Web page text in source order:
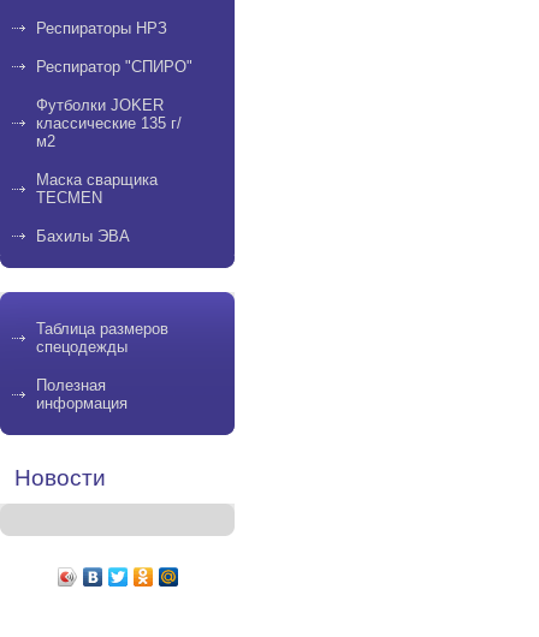
Респираторы НРЗ
Респиратор "СПИРО"
Футболки JOKER
классические 135 г/
м2
Маска сварщика
TECMEN
Бахилы ЭВА
Таблица размеров
спецодежды
Полезная
информация
Новости